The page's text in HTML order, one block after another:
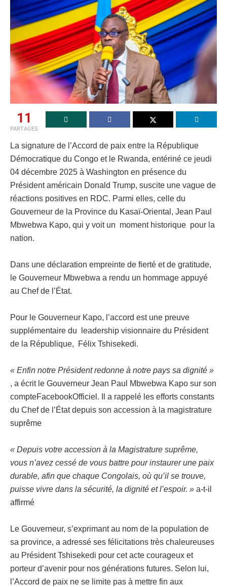
11
PARTAGES
La signature de l’Accord de paix entre la République
Démocratique du Congo et le Rwanda, entériné ce jeudi
04 décembre 2025 à Washington en présence du
Président américain Donald Trump, suscite une vague de
réactions positives en RDC. Parmi elles, celle du
Gouverneur de la Province du Kasaï-Oriental, Jean Paul
Mbwebwa Kapo, qui y voit un moment historique pour la
nation.
Dans une déclaration empreinte de fierté et de gratitude,
le Gouverneur Mbwebwa a rendu un hommage appuyé
au Chef de l’État.
Pour le Gouverneur Kapo, l’accord est une preuve
supplémentaire du leadership visionnaire du Président
de la République, Félix Tshisekedi.
« Enfin notre Président redonne à notre pays sa dignité »
, a écrit le Gouverneur Jean Paul Mbwebwa Kapo sur son
compteFacebookOfficiel. Il a rappelé les efforts constants
du Chef de l’État depuis son accession à la magistrature
suprême
« Depuis votre accession à la Magistrature suprême,
vous n’avez cessé de vous battre pour instaurer une paix
durable, afin que chaque Congolais, où qu’il se trouve,
puisse vivre dans la sécurité, la dignité et l’espoir. » a-t-il
affirmé
Le Gouverneur, s’exprimant au nom de la population de
sa province, a adressé ses félicitations très chaleureuses
au Président Tshisekedi pour cet acte courageux et
porteur d’avenir pour nos générations futures. Selon lui,
l’Accord de paix ne se limite pas à mettre fin aux